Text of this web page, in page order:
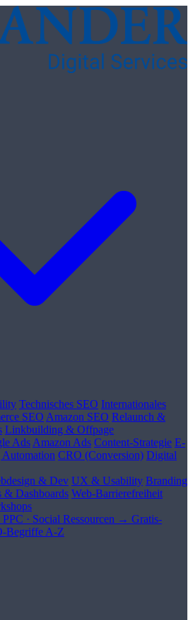
Technisches SEO Internationales
SEO Amazon SEO Relaunch &
Linkbuilding & Offpage
Ads Amazon Ads Content-Strategie E-
CRO (Conversion) Digital
& Dev UX & Usability Branding
& Dashboards Web-Barrierefreiheit
PPC · Social Ressourcen → Gratis-
Begriffe A-Z